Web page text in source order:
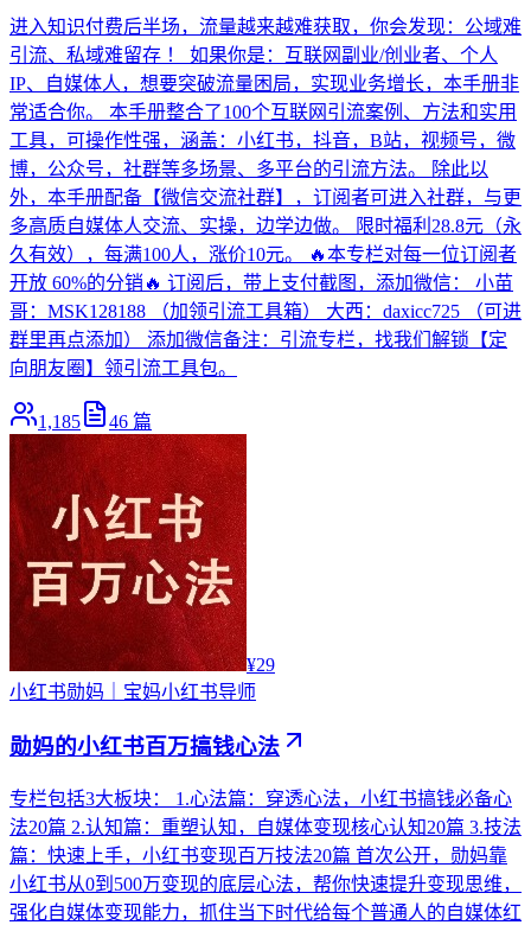
进入知识付费后半场，流量越来越难获取，你会发现：公域难
引流、私域难留存 ！ 如果你是：互联网副业/创业者、个人
IP、自媒体人，想要突破流量困局，实现业务增长，本手册非
常适合你。 本手册整合了100个互联网引流案例、方法和实用
工具，可操作性强，涵盖：小红书，抖音，B站，视频号，微
博，公众号，社群等多场景、多平台的引流方法。 除此以
外，本手册配备【微信交流社群】，订阅者可进入社群，与更
多高质自媒体人交流、实操，边学边做。 限时福利28.8元（永
久有效），每满100人，涨价10元。 🔥本专栏对每一位订阅者
开放 60%的分销🔥 订阅后，带上支付截图，添加微信： 小苗
哥：MSK128188 （加领引流工具箱） 大西：daxicc725 （可进
群里再点添加） 添加微信备注：引流专栏，找我们解锁【定
向朋友圈】领引流工具包。
1,185 46 篇
¥29
小红书勋妈｜宝妈小红书导师
勋妈的小红书百万搞钱心法
专栏包括3大板块： 1.心法篇：穿透心法，小红书搞钱必备心
法20篇 2.认知篇：重塑认知，自媒体变现核心认知20篇 3.技法
篇：快速上手，小红书变现百万技法20篇 首次公开，勋妈靠
小红书从0到500万变现的底层心法，帮你快速提升变现思维，
强化自媒体变现能力，抓住当下时代给每个普通人的自媒体红